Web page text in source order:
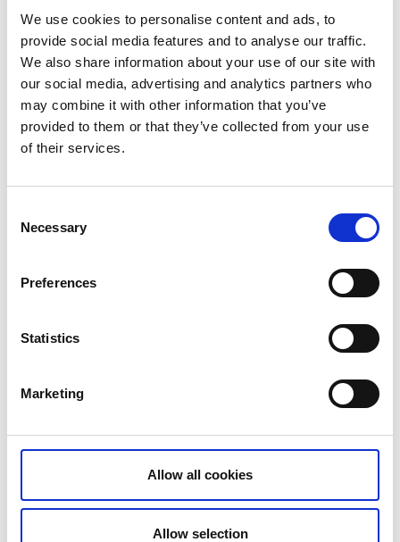
We use cookies to personalise content and ads, to
provide social media features and to analyse our traffic.
We also share information about your use of our site with
our social media, advertising and analytics partners who
may combine it with other information that you’ve
provided to them or that they’ve collected from your use
of their services.
Selection
Necessary
Preferences
Statistics
Marketing
Allow all cookies
Allow selection
ONS
3 4 5 6 7 8
10 11
17 18 19 20 21 22 23
24 30
Mån 10 Aug.